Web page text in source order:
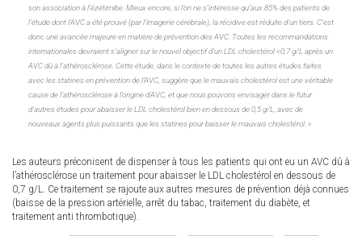
son association à l’ézétimibe. Mieux encore, si l’on ne s’intéresse qu’aux 85% des patients de
l’étude dont l’AVC a été prouvé (par l’imagerie cérébrale), la récidive est réduite d’un tiers. C’est
donc une avancée majeure en matière de prévention des AVC. Toutes les recommandations
internationales devraient s’aligner sur le nouvel objectif d’un LDL cholestérol <0,7 g/L après un
AVC dû à l’athérosclérose. Cette étude, dans le contexte de toutes les autres études faites
avec les statines en prévention de l’AVC, suggère que le mauvais cholestérol est une véritable
cause de l’athérosclérose à l’origine d’AVC, et que nous pouvons envisager dans le futur
d’autres études pour abaisser le LDL cholestérol bien en dessous de 0,5 g/L, avec de
nouveaux agents plus puissants que les statines pour baisser le mauvais cholestérol. »
Les auteurs préconisent de dispenser à tous les patients qui ont eu un AVC dû à
l’athérosclérose un traitement pour abaisser le LDL cholestérol en dessous de
0,7 g/L. Ce traitement se rajoute aux autres mesures de prévention déjà connues
(baisse de la pression artérielle, arrêt du tabac, traitement du diabète, et
traitement anti thrombotique).